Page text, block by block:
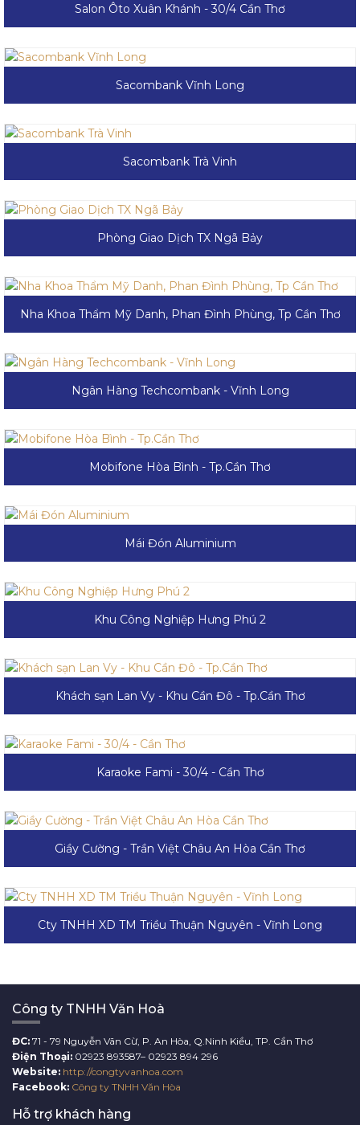
Salon Ôto Xuân Khánh - 30/4 Cần Thơ
Sacombank Vĩnh Long
Sacombank Trà Vinh
Phòng Giao Dịch TX Ngã Bảy
Nha Khoa Thẩm Mỹ Danh, Phan Đình Phùng, Tp Cần Thơ
Ngân Hàng Techcombank - Vĩnh Long
Mobifone Hòa Bình - Tp.Cần Thơ
Mái Đón Aluminium
Khu Công Nghiệp Hưng Phú 2
Khách sạn Lan Vy - Khu Cần Đô - Tp.Cần Thơ
Karaoke Fami - 30/4 - Cần Thơ
Giầy Cường - Trần Việt Châu An Hòa Cần Thơ
Cty TNHH XD TM Triều Thuận Nguyên - Vĩnh Long
Công ty TNHH Văn Hoà
ĐC: 71 - 79 Nguyễn Vãn Cừ, P. An Hòa, Q.Ninh Kiều, TP. Cần Thơ
Điện Thoại: 02923 893587– 02923 894 296
Website: http://congtyvanhoa.com
Facebook: Công ty TNHH Văn Hòa
Hỗ trợ khách hàng